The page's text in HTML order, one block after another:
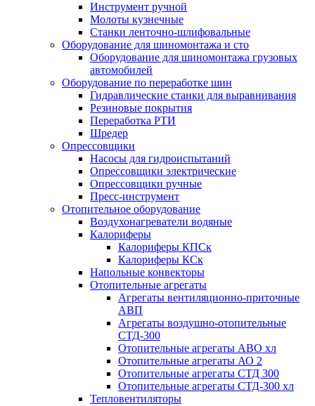
Инструмент ручной
Молоты кузнечные
Станки ленточно-шлифовальные
Оборудование для шиномонтажа и сто
Оборудование для шиномонтажа грузовых
автомобилей
Оборудование по переработке шин
Гидравлические станки для выравнивания
Резиновые покрытия
Переработка РТИ
Шредер
Опрессовщики
Насосы для гидроиспытаний
Опрессовщики электрические
Опрессовщики ручные
Пресс-инструмент
Отопительное оборудование
Воздухонагреватели водяные
Калориферы
Калориферы КПСк
Калориферы КСк
Напольные конвекторы
Отопительные агрегаты
Агрегаты вентиляционно-приточные
АВП
Агрегаты воздушно-отопительные
СТД-300
Отопительные агрегаты АВО хл
Отопительные агрегаты АО 2
Отопительные агрегаты СТД 300
Отопительные агрегаты СТД-300 хл
Тепловентиляторы